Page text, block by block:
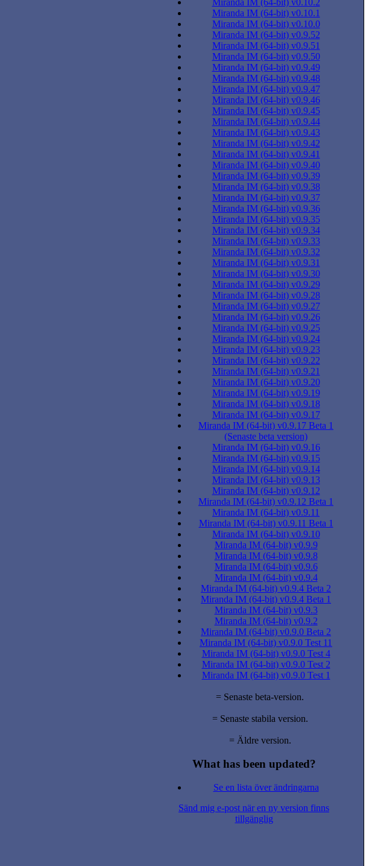
Miranda IM (64-bit) v0.10.2
Miranda IM (64-bit) v0.10.1
Miranda IM (64-bit) v0.10.0
Miranda IM (64-bit) v0.9.52
Miranda IM (64-bit) v0.9.51
Miranda IM (64-bit) v0.9.50
Miranda IM (64-bit) v0.9.49
Miranda IM (64-bit) v0.9.48
Miranda IM (64-bit) v0.9.47
Miranda IM (64-bit) v0.9.46
Miranda IM (64-bit) v0.9.45
Miranda IM (64-bit) v0.9.44
Miranda IM (64-bit) v0.9.43
Miranda IM (64-bit) v0.9.42
Miranda IM (64-bit) v0.9.41
Miranda IM (64-bit) v0.9.40
Miranda IM (64-bit) v0.9.39
Miranda IM (64-bit) v0.9.38
Miranda IM (64-bit) v0.9.37
Miranda IM (64-bit) v0.9.36
Miranda IM (64-bit) v0.9.35
Miranda IM (64-bit) v0.9.34
Miranda IM (64-bit) v0.9.33
Miranda IM (64-bit) v0.9.32
Miranda IM (64-bit) v0.9.31
Miranda IM (64-bit) v0.9.30
Miranda IM (64-bit) v0.9.29
Miranda IM (64-bit) v0.9.28
Miranda IM (64-bit) v0.9.27
Miranda IM (64-bit) v0.9.26
Miranda IM (64-bit) v0.9.25
Miranda IM (64-bit) v0.9.24
Miranda IM (64-bit) v0.9.23
Miranda IM (64-bit) v0.9.22
Miranda IM (64-bit) v0.9.21
Miranda IM (64-bit) v0.9.20
Miranda IM (64-bit) v0.9.19
Miranda IM (64-bit) v0.9.18
Miranda IM (64-bit) v0.9.17
Miranda IM (64-bit) v0.9.17 Beta 1
(Senaste beta version)
Miranda IM (64-bit) v0.9.16
Miranda IM (64-bit) v0.9.15
Miranda IM (64-bit) v0.9.14
Miranda IM (64-bit) v0.9.13
Miranda IM (64-bit) v0.9.12
Miranda IM (64-bit) v0.9.12 Beta 1
Miranda IM (64-bit) v0.9.11
Miranda IM (64-bit) v0.9.11 Beta 1
Miranda IM (64-bit) v0.9.10
Miranda IM (64-bit) v0.9.9
Miranda IM (64-bit) v0.9.8
Miranda IM (64-bit) v0.9.6
Miranda IM (64-bit) v0.9.4
Miranda IM (64-bit) v0.9.4 Beta 2
Miranda IM (64-bit) v0.9.4 Beta 1
Miranda IM (64-bit) v0.9.3
Miranda IM (64-bit) v0.9.2
Miranda IM (64-bit) v0.9.0 Beta 2
Miranda IM (64-bit) v0.9.0 Test 11
Miranda IM (64-bit) v0.9.0 Test 4
Miranda IM (64-bit) v0.9.0 Test 2
Miranda IM (64-bit) v0.9.0 Test 1
= Senaste beta-version.
= Senaste stabila version.
= Äldre version.
What has been updated?
Se en lista över ändringarna
Sänd mig e-post när en ny version finns
tillgänglig